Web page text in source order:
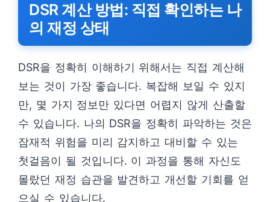
DSR 계산 방법: 직접 확인하는 나
의 재정 상태
DSR을 정확히 이해하기 위해서는 직접 계산해
보는 것이 가장 좋습니다. 복잡해 보일 수 있지
만, 몇 가지 정보만 있다면 어렵지 않게 산출할
수 있습니다. 나의 DSR을 정확히 파악하는 것은
잠재적 위험을 미리 감지하고 대비할 수 있는
첫걸음이 될 것입니다. 이 과정을 통해 자신도
몰랐던 재정 습관을 발견하고 개선할 기회를 얻
으실 수 있습니다.